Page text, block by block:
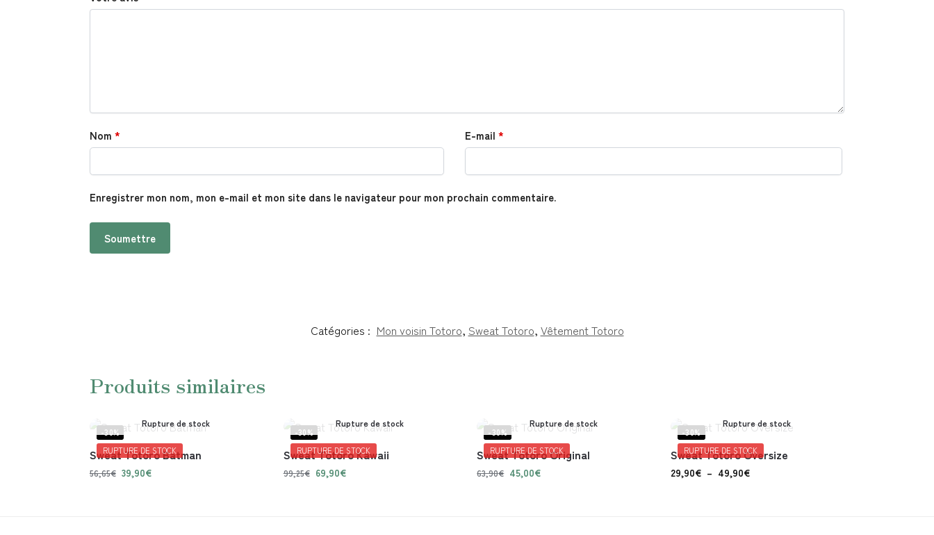
Nom * E-mail *
Enregistrer mon nom, mon e-mail et mon site dans le navigateur pour mon prochain commentaire.
Catégories : Mon voisin Totoro, Sweat Totoro, Vêtement Totoro
Produits similaires
-30%
RUPTURE DE STOCK
Rupture de stock
Sweat Totoro Batman
56,65€ 39,90€
-30%
RUPTURE DE STOCK
Rupture de stock
Sweat Totoro Kawaii
99,25€ 69,90€
-30%
RUPTURE DE STOCK
Rupture de stock
Sweat Totoro Original
63,90€ 45,00€
-30%
RUPTURE DE STOCK
Rupture de stock
Sweat Totoro Oversize
29,90€ – 49,90€